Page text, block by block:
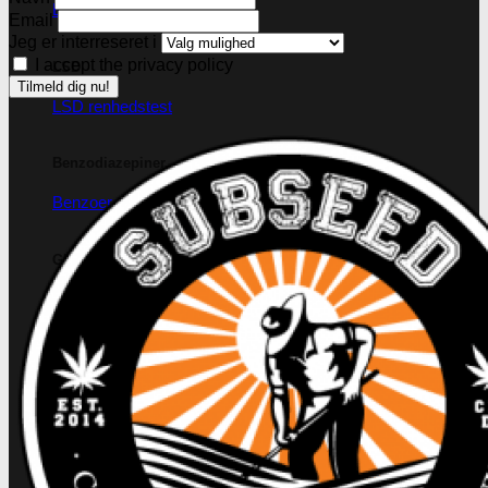
Badesalte renhedstest
LSD
LSD renhedstest
Benzoer renhedstest
GHB/Hætter
GHB/Hætter renhedstest
Ketamin
Ketamin renhedstest
Email
Jeg er interreseret i
I accept the privacy policy